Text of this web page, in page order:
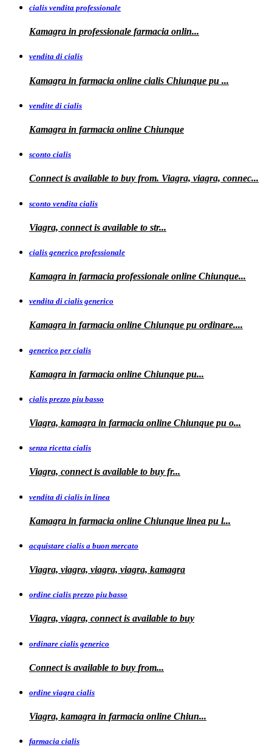
cialis vendita professionale
Kamagra in professionale farmacia onlin...
vendita di cialis
Kamagra in farmacia online cialis Chiunque pu ...
vendite di cialis
Kamagra in farmacia online Chiunque
sconto cialis
Connect is available to buy from. Viagra, viagra, connec...
sconto vendita cialis
Viagra, connect is available to str...
cialis generico professionale
Kamagra in farmacia professionale online Chiunque...
vendita di cialis generico
Kamagra in farmacia online Chiunque pu ordinare....
generico per cialis
Kamagra in farmacia online Chiunque pu...
cialis prezzo piu basso
Viagra, kamagra in farmacia online Chiunque pu o...
senza ricetta cialis
Viagra, connect is available to buy fr...
vendita di cialis in linea
Kamagra in farmacia online Chiunque linea pu l...
acquistare cialis a buon mercato
Viagra, viagra, viagra, viagra, kamagra
ordine cialis prezzo piu basso
Viagra, viagra, connect is available to buy
ordinare cialis generico
Connect is available to buy from...
ordine viagra cialis
Viagra, kamagra in farmacia online Chiun...
farmacia cialis